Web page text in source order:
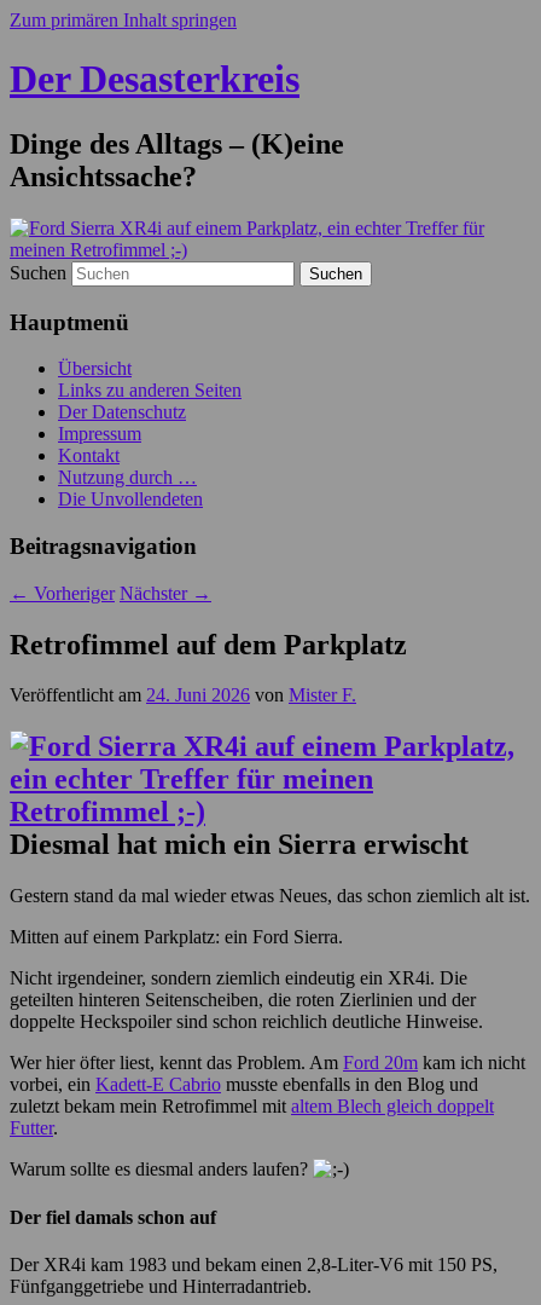
Zum primären Inhalt springen
Der Desasterkreis
Dinge des Alltags – (K)eine
Ansichtssache?
Suchen
Hauptmenü
Übersicht
Links zu anderen Seiten
Der Datenschutz
Impressum
Kontakt
Nutzung durch …
Die Unvollendeten
Beitragsnavigation
← Vorheriger Nächster →
Retrofimmel auf dem Parkplatz
Veröffentlicht am 24. Juni 2026 von Mister F.
Diesmal hat mich ein Sierra erwischt
Gestern stand da mal wieder etwas Neues, das schon ziemlich alt ist.
Mitten auf einem Parkplatz: ein Ford Sierra.
Nicht irgendeiner, sondern ziemlich eindeutig ein XR4i. Die
geteilten hinteren Seitenscheiben, die roten Zierlinien und der
doppelte Heckspoiler sind schon reichlich deutliche Hinweise.
Wer hier öfter liest, kennt das Problem. Am Ford 20m kam ich nicht
vorbei, ein Kadett-E Cabrio musste ebenfalls in den Blog und
zuletzt bekam mein Retrofimmel mit altem Blech gleich doppelt
Futter.
Warum sollte es diesmal anders laufen?
Der fiel damals schon auf
Der XR4i kam 1983 und bekam einen 2,8-Liter-V6 mit 150 PS,
Fünfganggetriebe und Hinterradantrieb.